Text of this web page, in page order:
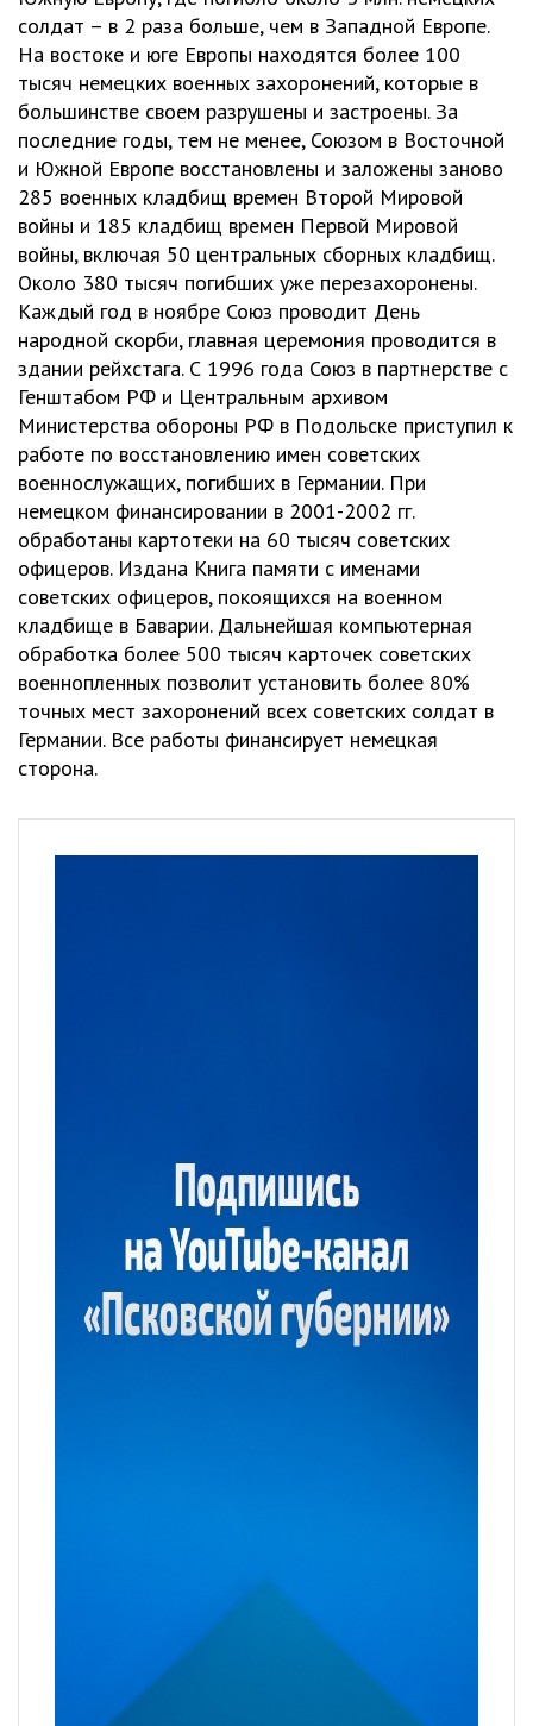
солдат – в 2 раза больше, чем в Западной Европе.
На востоке и юге Европы находятся более 100
тысяч немецких военных захоронений, которые в
большинстве своем разрушены и застроены. За
последние годы, тем не менее, Союзом в Восточной
и Южной Европе восстановлены и заложены заново
285 военных кладбищ времен Второй Мировой
войны и 185 кладбищ времен Первой Мировой
войны, включая 50 центральных сборных кладбищ.
Около 380 тысяч погибших уже перезахоронены.
Каждый год в ноябре Союз проводит День
народной скорби, главная церемония проводится в
здании рейхстага. С 1996 года Союз в партнерстве с
Генштабом РФ и Центральным архивом
Министерства обороны РФ в Подольске приступил к
работе по восстановлению имен советских
военнослужащих, погибших в Германии. При
немецком финансировании в 2001-2002 гг.
обработаны картотеки на 60 тысяч советских
офицеров. Издана Книга памяти с именами
советских офицеров, покоящихся на военном
кладбище в Баварии. Дальнейшая компьютерная
обработка более 500 тысяч карточек советских
военнопленных позволит установить более 80%
точных мест захоронений всех советских солдат в
Германии. Все работы финансирует немецкая
сторона.